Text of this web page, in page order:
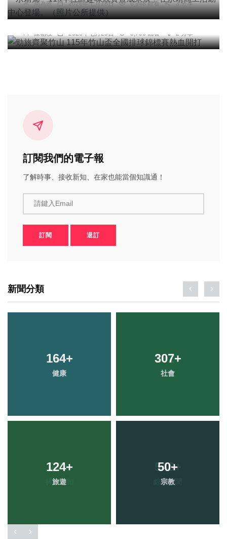
周為政 2026年七月18日 6,948 觀看 3 分享
勁旅齊聚竹山 115年竹山盃全國排球錦標賽熱血開
打
陳朝枝 2026年七月25日 5,796 觀看 2 分享
訂閱我們的電子報
了解時事、接收新知、在家也能當個知識通！
請鍵入Email
訂閱 退訂
新聞分類
164+
健康
307+
社會
124+
旅遊
50+
宗教